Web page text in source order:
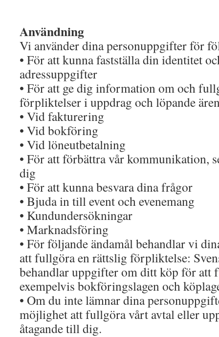
Användning
Vi använder dina personuppgifter för
• För att kunna fastställa din identitet
adressuppgifter
• För att ge dig information om och
förpliktelser i uppdrag och löpande
• Vid fakturering
• Vid bokföring
• Vid löneutbetalning
• För att förbättra vår kommunikation,
dig
• För att kunna besvara dina frågor
• Bjuda in till event och evenemang
• Kundundersökningar
• Marknadsföring
• För följande ändamål behandlar vi
att fullgöra en rättslig förpliktelse:
behandlar uppgifter om ditt köp för att
exempelvis bokföringslagen och
• Om du inte lämnar dina
möjlighet att fullgöra vårt avtal eller
åtagande till dig.